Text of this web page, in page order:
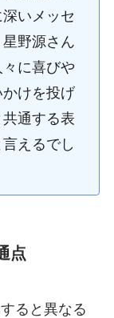
いメッセ
野源さん
に喜びや
けを投げ
通する表
えるでし
点
ると異なる